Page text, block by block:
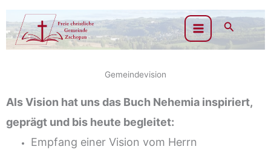
Inhalt
springen
Suchen
Gemeindevision
Als Vision hat uns das Buch Nehemia inspiriert,
geprägt und bis heute begleitet:
Empfang einer Vision vom Herrn